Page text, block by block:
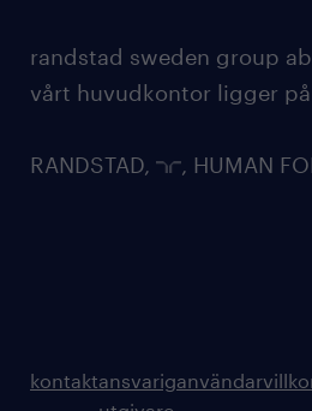
randstad sweden group
vårt huvudkontor ligger
RANDSTAD, , HUMAN
kontaktansvarig